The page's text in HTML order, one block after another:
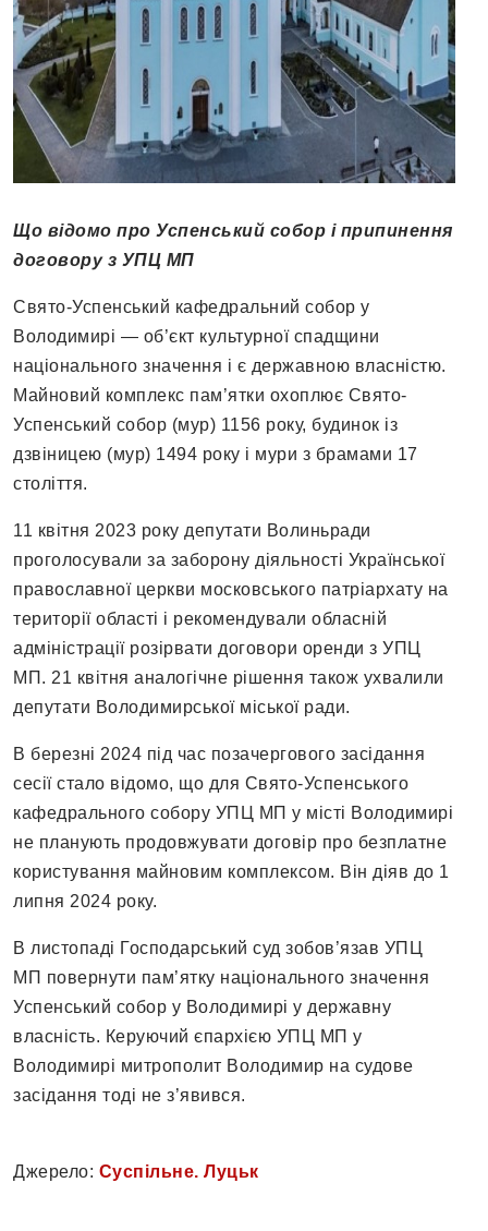
Що відомо про Успенський собор і припинення
договору з УПЦ МП
Свято-Успенський кафедральний собор у
Володимирі — об’єкт культурної спадщини
національного значення і є державною власністю.
Майновий комплекс пам’ятки охоплює Свято-
Успенський собор (мур) 1156 року, будинок із
дзвіницею (мур) 1494 року і мури з брамами 17
століття.
11 квітня 2023 року депутати Волиньради
проголосували за заборону діяльності Української
православної церкви московського патріархату на
території області і рекомендували обласній
адміністрації розірвати договори оренди з УПЦ
МП. 21 квітня аналогічне рішення також ухвалили
депутати Володимирської міської ради.
В березні 2024 під час позачергового засідання
сесії стало відомо, що для Свято-Успенського
кафедрального собору УПЦ МП у місті Володимирі
не планують продовжувати договір про безплатне
користування майновим комплексом. Він діяв до 1
липня 2024 року.
В листопаді Господарський суд зобов’язав УПЦ
МП повернути пам’ятку національного значення
Успенський собор у Володимирі у державну
власність. Керуючий єпархією УПЦ МП у
Володимирі митрополит Володимир на судове
засідання тоді не з’явився.
Джерело: Суспільне. Луцьк